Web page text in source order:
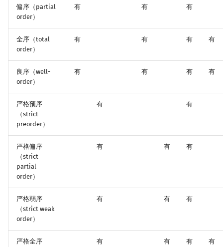
Pell 方程
偏序（partial
order）
有 有 有
全序（total
order）
有 有 有 有
良序（well-
order）
有 有 有 有
严格预序
（strict
preorder）
有 有
严格偏序
（strict
partial
order）
有 有 有
严格弱序
（strict weak
order）
有 有 有
严格全序
有 有 有 有